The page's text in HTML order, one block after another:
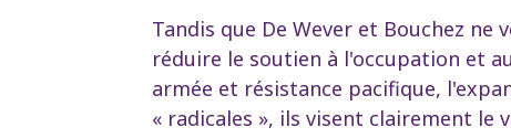
Tandis que De Wever et Bouchez
réduire le soutien à l'occupation et
armée et résistance pacifique,
« radicales », ils visent clairement